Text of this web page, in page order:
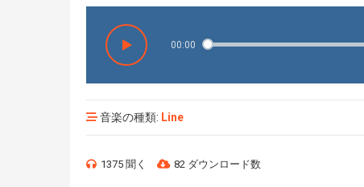
00:00
音楽の種類: Line
1375 聞く 82 ダウンロード数